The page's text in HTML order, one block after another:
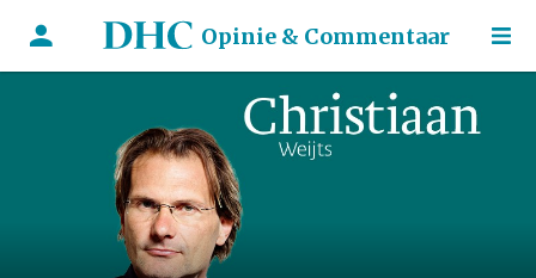
Opinie & Commentaar